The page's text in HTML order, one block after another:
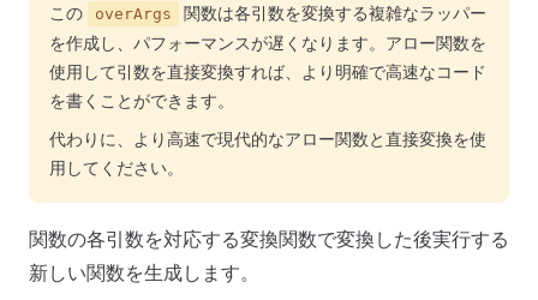
この
overArgs
関数は各引数を変換する複雑なラッパー
を作成し、パフォーマンスが遅くなります。アロー関数を
使用して引数を直接変換すれば、より明確で高速なコード
を書くことができます。
代わりに、より高速で現代的なアロー関数と直接変換を使
用してください。
関数の各引数を対応する変換関数で変換した後実行する
新しい関数を生成します。